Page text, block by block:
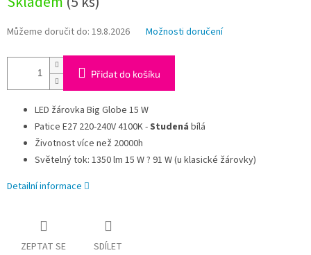
cena:
Můžeme doručit do: 19.8.2026 Možnosti doručení
Přidat do košíku
LED žárovka Big Globe 15 W
Patice E27 220-240V 4100K -Studená bílá
Životnost více než 20000h
Světelný tok: 1350 lm 15 W ? 91 W (u klasické žárovky)
Detailní informace
ZEPTAT SE SDÍLET